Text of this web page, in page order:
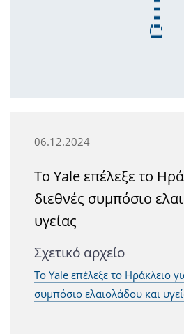
06.12.2024
Το Yale επέλεξε το
διεθνές συμπόσιο
υγείας
Σχετικό αρχείο
Το Yale επέλεξε το Ηράκλειο
συμπόσιο ελαιολάδου και